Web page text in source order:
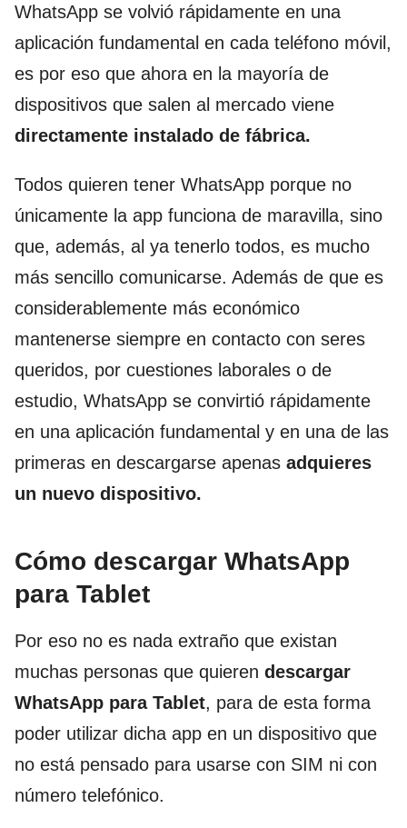
WhatsApp se volvió rápidamente en una
aplicación fundamental en cada teléfono móvil,
es por eso que ahora en la mayoría de
dispositivos que salen al mercado viene
directamente instalado de fábrica.
Todos quieren tener WhatsApp porque no
únicamente la app funciona de maravilla, sino
que, además, al ya tenerlo todos, es mucho
más sencillo comunicarse. Además de que es
considerablemente más económico
mantenerse siempre en contacto con seres
queridos, por cuestiones laborales o de
estudio, WhatsApp se convirtió rápidamente
en una aplicación fundamental y en una de las
primeras en descargarse apenas adquieres
un nuevo dispositivo.
Cómo descargar WhatsApp
para Tablet
Por eso no es nada extraño que existan
muchas personas que quieren descargar
WhatsApp para Tablet, para de esta forma
poder utilizar dicha app en un dispositivo que
no está pensado para usarse con SIM ni con
número telefónico.